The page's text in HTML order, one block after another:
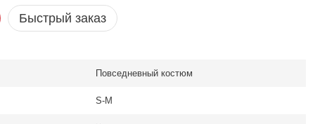
Быстрый заказ
Повседневный костюм
S-M